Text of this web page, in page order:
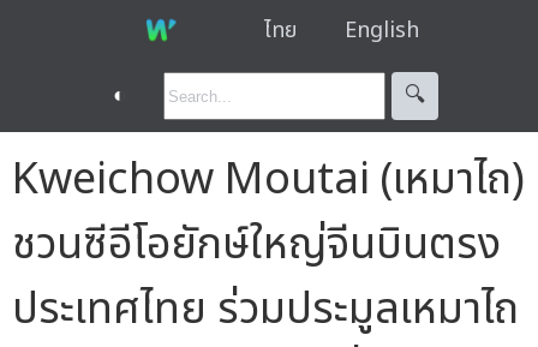
ไทย English
◐ 🔍︎
Kweichow Moutai (เหมาไถ)
ชวนซีอีโอยักษ์ใหญ่จีนบินตรง
ประเทศไทย ร่วมประมูลเหมาไถ